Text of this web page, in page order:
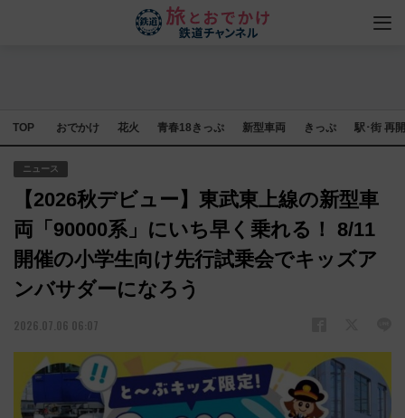
TOP おでかけ 花火 青春18きっぷ 新型車両 きっぷ 駅･街 再
ニュース
【2026秋デビュー】東武東上線の新型車
両「90000系」にいち早く乗れる！ 8/11
開催の小学生向け先行試乗会でキッズア
ンバサダーになろう
2026.07.06 06:07